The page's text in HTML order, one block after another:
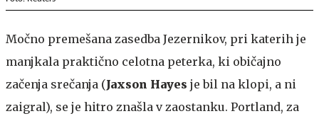
Močno premešana zasedba Jezernikov, pri katerih je
manjkala praktično celotna peterka, ki običajno
začenja srečanja (Jaxson Hayes je bil na klopi, a ni
zaigral), se je hitro znašla v zaostanku. Portland, za